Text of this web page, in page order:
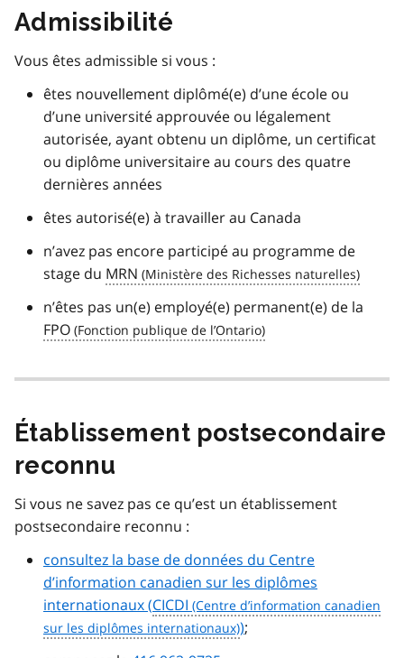
Admissibilité
Vous êtes admissible si vous :
êtes nouvellement diplômé(e) d’une école ou
d’une université approuvée ou légalement
autorisée, ayant obtenu un diplôme, un certificat
ou diplôme universitaire au cours des quatre
dernières années
êtes autorisé(e) à travailler au Canada
n’avez pas encore participé au programme de
stage du MRN
n’êtes pas un(e) employé(e) permanent(e) de la
FPO
Établissement postsecondaire
reconnu
Si vous ne savez pas ce qu’est un établissement
postsecondaire reconnu :
consultez la base de données du Centre
d’information canadien sur les diplômes
internationaux (CICDI
);